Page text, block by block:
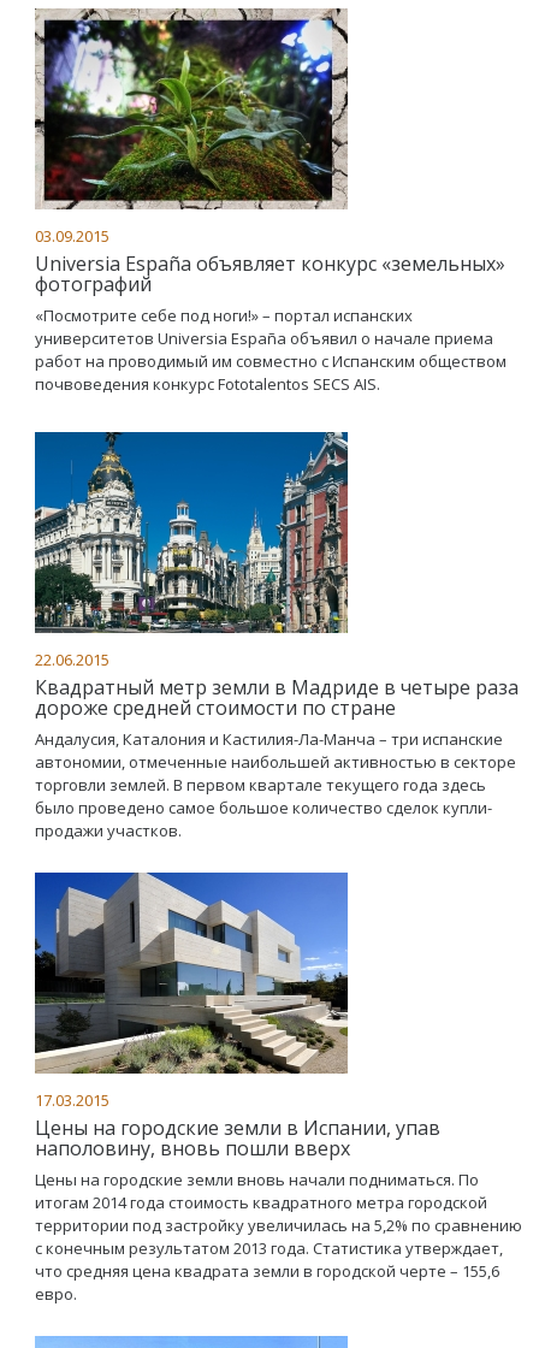
03.09.2015
Universia España объявляет конкурс «земельных»
фотографий
«Посмотрите себе под ноги!» – портал испанских
университетов Universia España объявил о начале приема
работ на проводимый им совместно с Испанским обществом
почвоведения конкурс Fototalentos SECS AIS.
22.06.2015
Квадратный метр земли в Мадриде в четыре раза
дороже средней стоимости по стране
Андалусия, Каталония и Кастилия-Ла-Манча – три испанские
автономии, отмеченные наибольшей активностью в секторе
торговли землей. В первом квартале текущего года здесь
было проведено самое большое количество сделок купли-
продажи участков.
17.03.2015
Цены на городские земли в Испании, упав
наполовину, вновь пошли вверх
Цены на городские земли вновь начали подниматься. По
итогам 2014 года стоимость квадратного метра городской
территории под застройку увеличилась на 5,2% по сравнению
с конечным результатом 2013 года. Статистика утверждает,
что средняя цена квадрата земли в городской черте – 155,6
евро.